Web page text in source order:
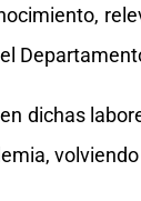
dichas